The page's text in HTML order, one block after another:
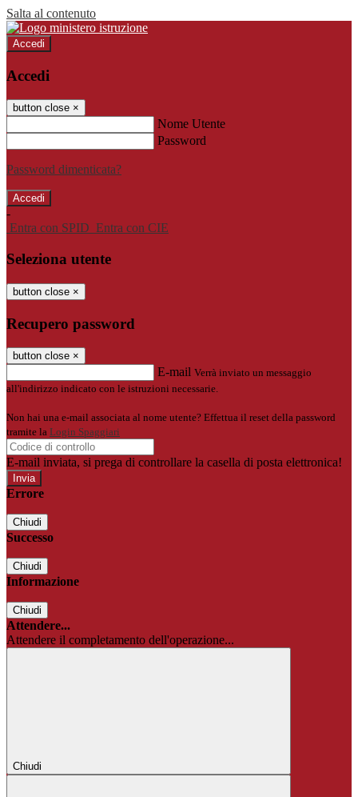
Salta al contenuto
Accedi
Accedi
button close ×
Nome Utente
Password
Password dimenticata?
-
Entra con SPID Entra con CIE
Seleziona utente
button close ×
Recupero password
button close ×
E-mail Verrà inviato un messaggio
all'indirizzo indicato con le istruzioni necessarie.
Non hai una e-mail associata al nome utente? Effettua il reset della password
tramite la Login Spaggiari
E-mail inviata, si prega di controllare la casella di posta elettronica!
Errore
Chiudi
Successo
Chiudi
Informazione
Chiudi
Attendere...
Attendere il completamento dell'operazione...
Chiudi